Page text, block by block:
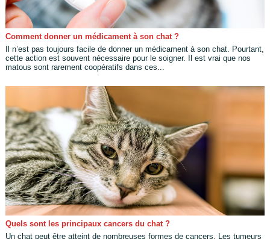
Comment donner un médicament à son chat ?
Il n’est pas toujours facile de donner un médicament à son chat. Pourtant,
cette action est souvent nécessaire pour le soigner. Il est vrai que nos
matous sont rarement coopératifs dans ces...
Quels sont les principaux cancers du chat ?
Un chat peut être atteint de nombreuses formes de cancers. Les tumeurs